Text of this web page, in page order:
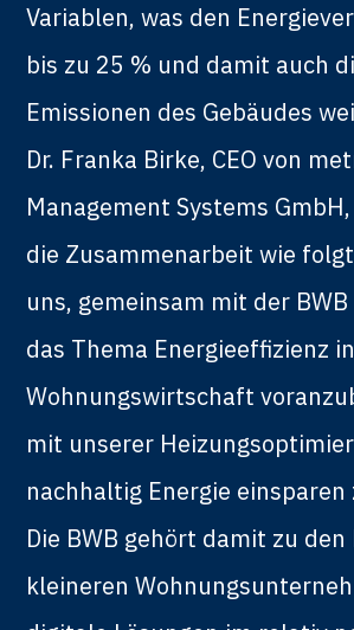
Variablen, was den
bis zu 25 % und damit auch
Emissionen des Gebäudes
Dr. Franka Birke, CEO von
Management Systems
die Zusammenarbeit wie
uns, gemeinsam mit der
das Thema Energieeffizienz
Wohnungswirtschaft
mit unserer
nachhaltig Energie einsparen
Die BWB gehört damit zu
kleineren